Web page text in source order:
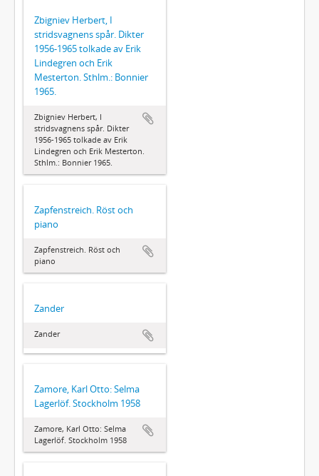
Zbigniev Herbert, I
stridsvagnens spår. Dikter
1956-1965 tolkade av Erik
Lindegren och Erik
Mesterton. Sthlm.: Bonnier
1965.
Zbigniev Herbert, I
stridsvagnens spår. Dikter
1956-1965 tolkade av Erik
Lindegren och Erik Mesterton.
Sthlm.: Bonnier 1965.
Zapfenstreich. Röst och
piano
Zapfenstreich. Röst och
piano
Zander
Zander
Zamore, Karl Otto: Selma
Lagerlöf. Stockholm 1958
Zamore, Karl Otto: Selma
Lagerlöf. Stockholm 1958